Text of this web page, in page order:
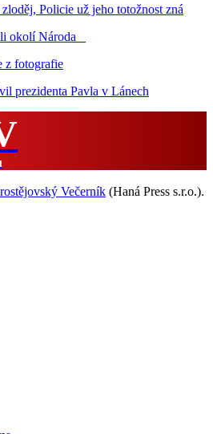
Policie už jeho totožnost zná
okolí Národa
z fotografie
prezidenta Pavla v Lánech
Večerník (Haná Press s.r.o.).